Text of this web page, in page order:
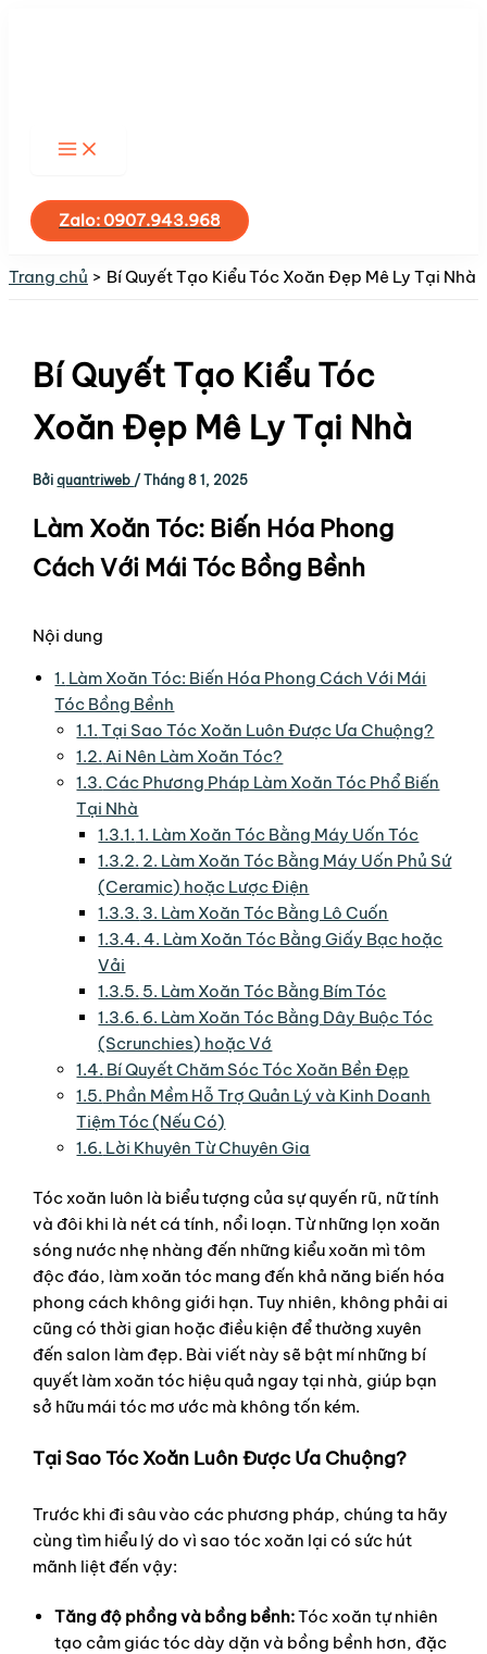
kiếmZalo: 0907.943.968
Trang chủ Bí Quyết Tạo Kiểu Tóc Xoăn Đẹp Mê Ly Tại Nhà
Bí Quyết Tạo Kiểu Tóc
Xoăn Đẹp Mê Ly Tại Nhà
Bởiquantriweb /Tháng 8 1, 2025
Làm Xoăn Tóc: Biến Hóa Phong
Cách Với Mái Tóc Bồng Bềnh
Nội dung
1. Làm Xoăn Tóc: Biến Hóa Phong Cách Với Mái
Tóc Bồng Bềnh
1.1. Tại Sao Tóc Xoăn Luôn Được Ưa Chuộng?
1.2. Ai Nên Làm Xoăn Tóc?
1.3. Các Phương Pháp Làm Xoăn Tóc Phổ Biến
Tại Nhà
1.3.1. 1. Làm Xoăn Tóc Bằng Máy Uốn Tóc
1.3.2. 2. Làm Xoăn Tóc Bằng Máy Uốn Phủ Sứ
(Ceramic) hoặc Lược Điện
1.3.3. 3. Làm Xoăn Tóc Bằng Lô Cuốn
1.3.4. 4. Làm Xoăn Tóc Bằng Giấy Bạc hoặc
Vải
1.3.5. 5. Làm Xoăn Tóc Bằng Bím Tóc
1.3.6. 6. Làm Xoăn Tóc Bằng Dây Buộc Tóc
(Scrunchies) hoặc Vớ
1.4. Bí Quyết Chăm Sóc Tóc Xoăn Bền Đẹp
1.5. Phần Mềm Hỗ Trợ Quản Lý và Kinh Doanh
Tiệm Tóc (Nếu Có)
1.6. Lời Khuyên Từ Chuyên Gia
Tóc xoăn luôn là biểu tượng của sự quyến rũ, nữ tính
và đôi khi là nét cá tính, nổi loạn. Từ những lọn xoăn
sóng nước nhẹ nhàng đến những kiểu xoăn mì tôm
độc đáo, làm xoăn tóc mang đến khả năng biến hóa
phong cách không giới hạn. Tuy nhiên, không phải ai
cũng có thời gian hoặc điều kiện để thường xuyên
đến salon làm đẹp. Bài viết này sẽ bật mí những bí
quyết làm xoăn tóc hiệu quả ngay tại nhà, giúp bạn
sở hữu mái tóc mơ ước mà không tốn kém.
Tại Sao Tóc Xoăn Luôn Được Ưa Chuộng?
Trước khi đi sâu vào các phương pháp, chúng ta hãy
cùng tìm hiểu lý do vì sao tóc xoăn lại có sức hút
mãnh liệt đến vậy:
Tăng độ phồng và bồng bềnh:Tóc xoăn tự nhiên
tạo cảm giác tóc dày dặn và bồng bềnh hơn, đặc